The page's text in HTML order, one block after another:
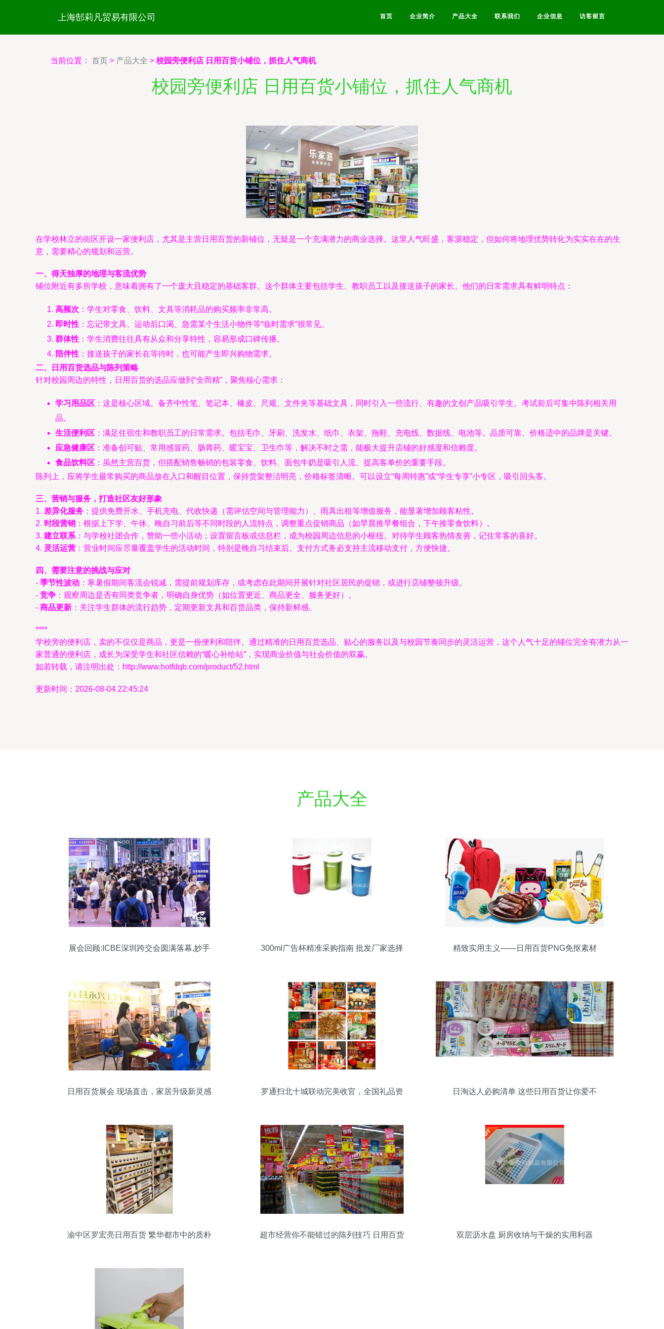
上海郜莉凡贸易有限公司 首页 企业简介 产品大全 联系我们 企业信息 访客留言
当前位置： 首页 > 产品大全 > 校园旁便利店 日用百货小铺位，抓住人气商机
校园旁便利店 日用百货小铺位，抓住人气商机
在学校林立的街区开设一家便利店，尤其是主营日用百货的新铺位，无疑是一个充满潜力的商业选择。这里人气旺盛，客源稳定，但如何将地理优势转化为实实在在的生
意，需要精心的规划和运营。
一、得天独厚的地理与客流优势
铺位附近有多所学校，意味着拥有了一个庞大且稳定的基础客群。这个群体主要包括学生、教职员工以及接送孩子的家长。他们的日常需求具有鲜明特点：
高频次 ：学生对零食、饮料、文具等消耗品的购买频率非常高。
即时性 ：忘记带文具、运动后口渴、急需某个生活小物件等“临时需求”很常见。
群体性 ：学生消费往往具有从众和分享特性，容易形成口碑传播。
陪伴性 ：接送孩子的家长在等待时，也可能产生即兴购物需求。
二、日用百货选品与陈列策略
针对校园周边的特性，日用百货的选品应做到“全而精”，聚焦核心需求：
学习用品区 ：这是核心区域。备齐中性笔、笔记本、橡皮、尺规、文件夹等基础文具，同时引入一些流行、有趣的文创产品吸引学生。考试前后可集中陈列相关用
品。
生活便利区 ：满足住宿生和教职员工的日常需求。包括毛巾、牙刷、洗发水、纸巾、衣架、拖鞋、充电线、数据线、电池等。品质可靠、价格适中的品牌是关键。
应急健康区 ：准备创可贴、常用感冒药、肠胃药、暖宝宝、卫生巾等，解决不时之需，能极大提升店铺的好感度和信赖度。
食品饮料区 ：虽然主营百货，但搭配销售畅销的包装零食、饮料、面包牛奶是吸引人流、提高客单价的重要手段。
陈列上，应将学生最常购买的商品放在入口和醒目位置，保持货架整洁明亮，价格标签清晰。可以设立“每周特惠”或“学生专享”小专区，吸引回头客。
三、营销与服务，打造社区友好形象
1. 差异化服务 ：提供免费开水、手机充电、代收快递（需评估空间与管理能力）、雨具出租等增值服务，能显著增加顾客粘性。
2. 时段营销 ：根据上下学、午休、晚自习前后等不同时段的人流特点，调整重点促销商品（如早晨推早餐组合，下午推零食饮料）。
3. 建立联系 ：与学校社团合作，赞助一些小活动；设置留言板或信息栏，成为校园周边信息的小枢纽。对待学生顾客热情友善，记住常客的喜好。
4. 灵活运营 ：营业时间应尽量覆盖学生的活动时间，特别是晚自习结束后。支付方式务必支持主流移动支付，方便快捷。
四、需要注意的挑战与应对
- 季节性波动 ：寒暑假期间客流会锐减，需提前规划库存，或考虑在此期间开展针对社区居民的促销，或进行店铺整顿升级。
- 竞争 ：观察周边是否有同类竞争者，明确自身优势（如位置更近、商品更全、服务更好）。
- 商品更新 ：关注学生群体的流行趋势，定期更新文具和百货品类，保持新鲜感。
****
学校旁的便利店，卖的不仅仅是商品，更是一份便利和陪伴。通过精准的日用百货选品、贴心的服务以及与校园节奏同步的灵活运营，这个人气十足的铺位完全有潜力从一
家普通的便利店，成长为深受学生和社区信赖的“暖心补给站”，实现商业价值与社会价值的双赢。
如若转载，请注明出处：http://www.hotfdqb.com/product/52.html
更新时间：2026-08-04 22:45:24
产品大全
展会回顾:ICBE深圳跨交会圆满落幕,妙手
300ml广告杯精准采购指南 批发厂家选择
精致实用主义——日用百货PNG免抠素材
日用百货展会 现场直击，家居升级新灵感
罗通扫北十城联动完美收官，全国礼品资
日淘达人必购清单 这些日用百货让你爱不
渝中区罗宏亮日用百货 繁华都市中的质朴
超市经营你不能错过的陈列技巧 日用百货
双层沥水盘 厨房收纳与干燥的实用利器